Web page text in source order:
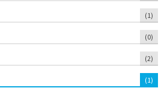
(1)
(0)
(2)
(1)